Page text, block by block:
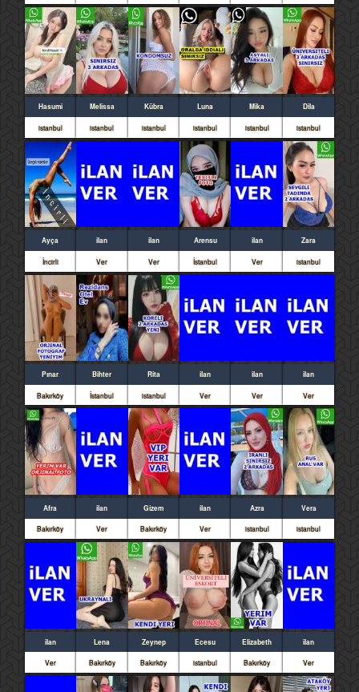
Hasumi
istanbul
Melissa
istanbul
Kübra
istanbul
Luna
istanbul
Mika
istanbul
Dila
istanbul
Ayça
İncirli
ilan
Ver
ilan
Ver
Arensu
İstanbul
ilan
Ver
Zara
istanbul
Pınar
Bakırköy
Bihter
İstanbul
Rita
istanbul
ilan
Ver
ilan
Ver
ilan
Ver
Afra
Bakırköy
ilan
Ver
Gizem
Bakırköy
ilan
Ver
Azra
istanbul
Vera
istanbul
ilan
Ver
Lena
Bakırköy
Zeynep
Bakırköy
Ecesu
istanbul
Elizabeth
Bakırköy
ilan
Ver